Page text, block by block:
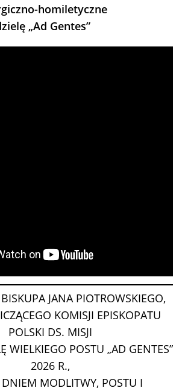
homiletyczne
„Ad Gentes”
JANA PIOTROWSKIEGO,
KOMISJI EPISKOPATU
POLSKI DS. MISJI
WIELKIEGO POSTU „AD GENTES”
2026 R.,
DNIEM MODLITWY, POSTU I